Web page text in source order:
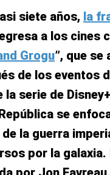
siete años, la
a los cines
Grogu”, que se
de los eventos
la serie de
se
la guerra
por la galaxia.